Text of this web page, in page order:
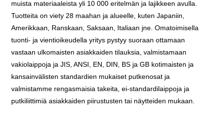
muista materiaaleista yli 10 000 eritelmän ja lajikkeen avulla.
Tuotteita on viety 28 maahan ja alueelle, kuten Japaniin,
Amerikkaan, Ranskaan, Saksaan, Italiaan jne. Omatoimisella
tuonti- ja vientioikeudella yritys pystyy suoraan ottamaan
vastaan ​​ulkomaisten asiakkaiden tilauksia, valmistamaan
vakiolaippoja ja JIS, ANSI, EN, DIN, BS ja GB kotimaisten ja
kansainvälisten standardien mukaiset putkenosat ja
valmistamme rengasmaisia ​​takeita, ei-standardilaippoja ja
putkiliittimiä asiakkaiden piirustusten tai näytteiden mukaan.